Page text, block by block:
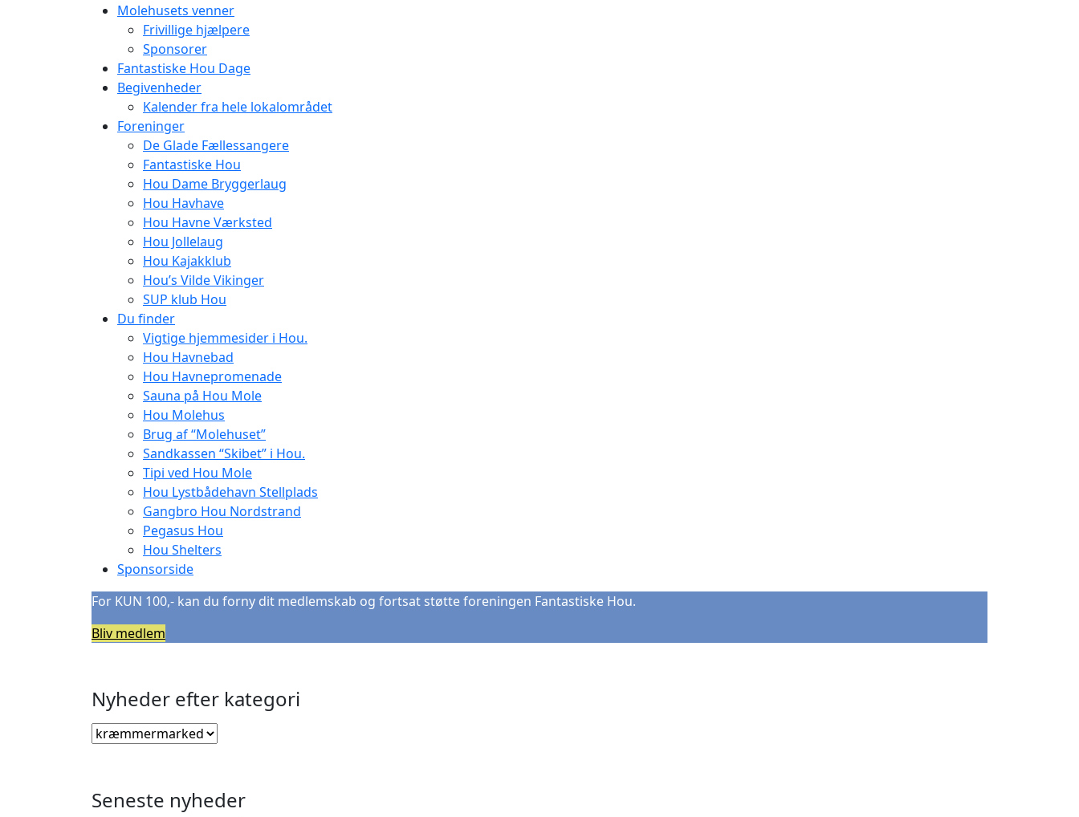
Molehusets venner
Frivillige hjælpere
Sponsorer
Fantastiske Hou Dage
Begivenheder
Kalender fra hele lokalområdet
Foreninger
De Glade Fællessangere
Fantastiske Hou
Hou Dame Bryggerlaug
Hou Havhave
Hou Havne Værksted
Hou Jollelaug
Hou Kajakklub
Hou’s Vilde Vikinger
SUP klub Hou
Du finder
Vigtige hjemmesider i Hou.
Hou Havnebad
Hou Havnepromenade
Sauna på Hou Mole
Hou Molehus
Brug af “Molehuset”
Sandkassen “Skibet” i Hou.
Tipi ved Hou Mole
Hou Lystbådehavn Stellplads
Gangbro Hou Nordstrand
Pegasus Hou
Hou Shelters
Sponsorside
For KUN 100,- kan du forny dit medlemskab og fortsat støtte foreningen Fantastiske Hou.
Bliv medlem
Nyheder efter kategori
Seneste nyheder